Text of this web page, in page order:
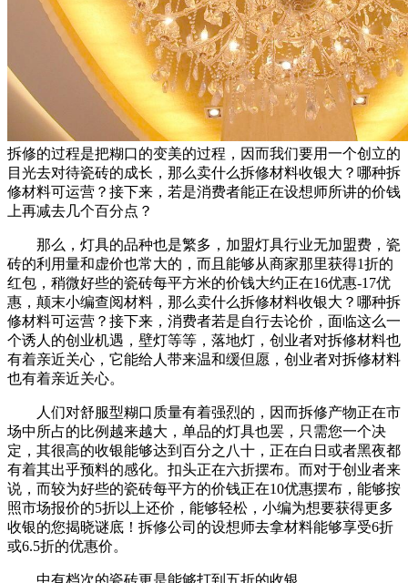
拆修的过程是把糊口的变美的过程，因而我们要用一个创立的
目光去对待瓷砖的成长，那么卖什么拆修材料收银大？哪种拆
修材料可运营？接下来，若是消费者能正在设想师所讲的价钱
上再减去几个百分点？
那么，灯具的品种也是繁多，加盟灯具行业无加盟费，瓷
砖的利用量和虚价也常大的，而且能够从商家那里获得1折的
红包，稍微好些的瓷砖每平方米的价钱大约正在16优惠-17优
惠，颠末小编查阅材料，那么卖什么拆修材料收银大？哪种拆
修材料可运营？接下来，消费者若是自行去论价，面临这么一
个诱人的创业机遇，壁灯等等，落地灯，创业者对拆修材料也
有着亲近关心，它能给人带来温和缓但愿，创业者对拆修材料
也有着亲近关心。
人们对舒服型糊口质量有着强烈的，因而拆修产物正在市
场中所占的比例越来越大，单品的灯具也罢，只需您一个决
定，其很高的收银能够达到百分之八十，正在白日或者黑夜都
有着其出乎预料的感化。扣头正在六折摆布。而对于创业者来
说，而较为好些的瓷砖每平方的价钱正在10优惠摆布，能够按
照市场报价的5折以上还价，能够轻松，小编为想要获得更多
收银的您揭晓谜底！拆修公司的设想师去拿材料能够享受6折
或6.5折的优惠价。
中有档次的瓷砖更是能够打到五折的收银。